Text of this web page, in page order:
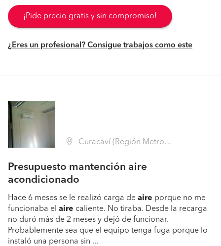
¡Pide precio gratis y sin compromiso!
¿Eres un profesional? Consigue trabajos como este
Curacaví (Región Metropolitana - Melipilla)
Presupuesto mantención aire
acondicionado
Hace 6 meses se le realizó carga de aire porque no me
funcionaba el aire caliente. No tiraba. Desde la recarga
no duró más de 2 meses y dejó de funcionar.
Probablemente sea que el equipo tenga fuga porque lo
instaló una persona sin ...